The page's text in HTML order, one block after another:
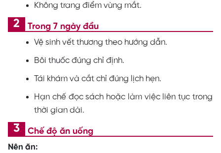
Không trang điểm vùng mắt.
Trong 7 ngày đầu
Vệ sinh vết thương theo hướng dẫn.
Bôi thuốc đúng chỉ định.
Tái khám và cắt chỉ đúng lịch hẹn.
Hạn chế đọc sách hoặc làm việc liên tục trong
thời gian dài.
Chế độ ăn uống
Nên ăn: